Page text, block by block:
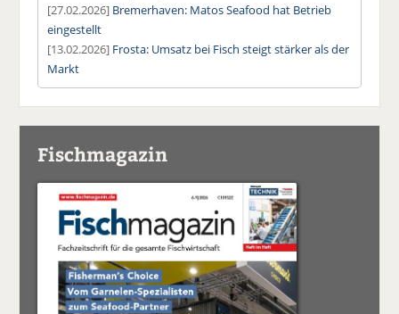
[27.02.2026] Bremerhaven: Matos Seafood hat Betrieb
eingestellt
[13.02.2026] Frosta: Umsatz bei Fisch steigt stärker als der
Markt
Fischmagazin